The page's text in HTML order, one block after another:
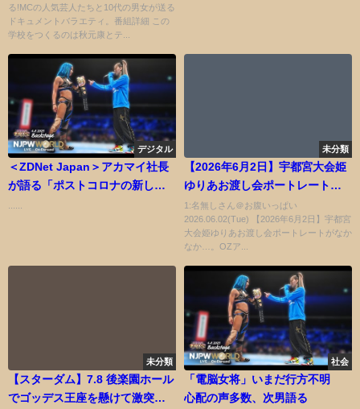
る!MCの人気芸人たちと10代の男女が送る
ドキュメントバラエティ。番組詳細 この
学校をつくるのは秋元康とテ...
デジタル
＜ZDNet Japan＞アカマイ社長
が語る「ポストコロナの新しい
......
未分類
【2026年6月2日】宇都宮大会姫
ゆりあお渡し会ポートレートが
なかなか…。OZアカデミー公式
がちびっこ愚連隊10連勝阻止に
向けて動き出す。ディアナ新体
1:名無しさん＠お腹いっぱい
2026.06.02(Tue) 【2026年6月2日】宇都宮
大会姫ゆりあお渡し会ポートレートがなか
なか…。OZア...
未分類
【スターダム】7.8 後楽園ホール
でゴッデス王座を懸けて激突す
社会
「電脳女将」いまだ行方不明
心配の声多数、次男語る